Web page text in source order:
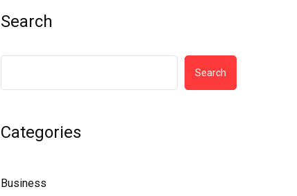
Search
Search
Categories
Business